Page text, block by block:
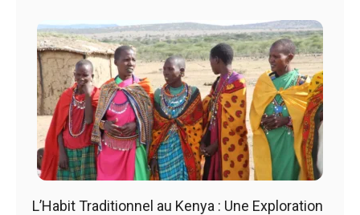
L’Habit Traditionnel au Kenya : Une Exploration